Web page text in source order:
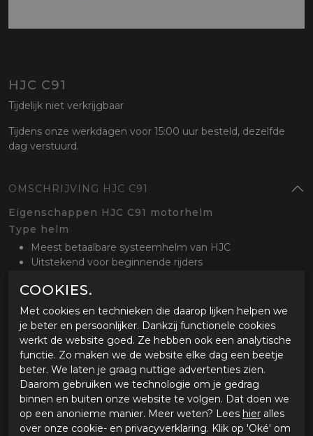
HJC C91
Tijdelijk niet verkrijgbaar
Tijdens onze werkdagen voor 15:00 uur besteld, dezelfde
dag verstuurd.
OMSCHRIJVING HJC C91
Eigenschappen HJC C91 motorhelm
Type helm
Meest betaalbare systeemhelm van HJC
Uitstekend voor beginnende rijders
Helmschaal
Advanced Polycarbonaat helmschaal
1 Schaalmaat (XS-XXL)
EPS binnenschaal in 3 maten
ECE 22.05 gecertificeerd
Ventilatie
Twee afsluitbare luchtinlaten op kinstuk en bovenop
Twee luchtuitlaten
Omhoog klapbaar kinstuk
COOKIES.
Met cookies en technieken die daarop lijken helpen we
je beter en persoonlijker. Dankzij functionele cookies
werkt de website goed. Ze hebben ook een analytische
functie. Zo maken we de website elke dag een beetje
beter. We laten je graag nuttige advertenties zien.
Daarom gebruiken we technologie om je gedrag
binnen en buiten onze website te volgen. Dat doen we
op een anonieme manier. Meer weten? Lees hier alles
over onze cookie- en privacyverklaring. Klik op 'Oké' om